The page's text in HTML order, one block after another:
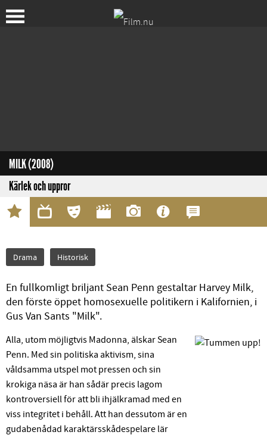
MILK (2008)
Kärlek och uppror
Drama Historisk
En fullkomligt briljant Sean Penn gestaltar Harvey Milk,
den förste öppet homosexuelle politikern i Kalifornien, i
Gus Van Sants "Milk".
Alla, utom möjligtvis Madonna, älskar Sean
Penn. Med sin politiska aktivism, sina
våldsamma utspel mot pressen och sin
krokiga näsa är han sådär precis lagom
kontroversiell för att bli ihjälkramad med en
viss integritet i behåll. Att han dessutom är en
gudabenådad karaktärsskådespelare lär